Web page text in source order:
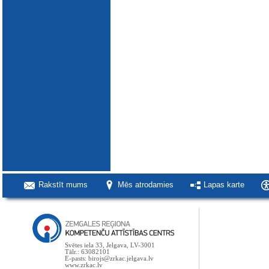
Rakstīt mums Mēs atrodamies Lapas karte
Svētes iela 33, Jelgava, LV-3001
Tālr.: 63082101
E-pasts: birojs@zrkac.jelgava.lv
www.zrkac.lv